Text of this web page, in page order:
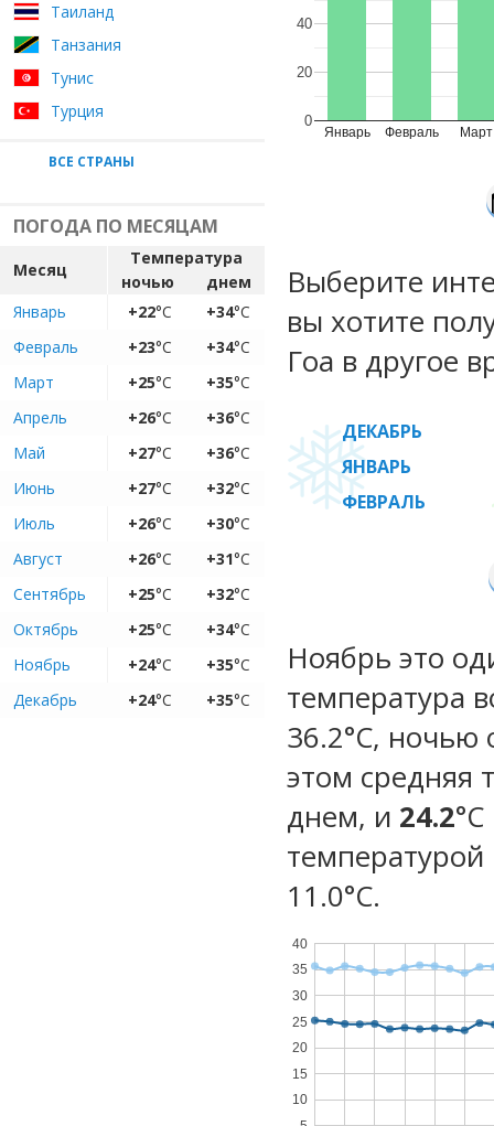
Таиланд
Танзания
Тунис
Турция
ВСЕ СТРАНЫ
ПОГОДА ПО МЕСЯЦАМ
Месяц
Температура
ночью
днем
Январь
+22°C +34°C
Февраль
+23°C +34°C
Март
+25°C +35°C
Апрель
+26°C +36°C
Май
+27°C +36°C
Июнь
+27°C +32°C
Июль
+26°C +30°C
Август
+26°C +31°C
Сентябрь
+25°C +32°C
Октябрь
+25°C +34°C
Ноябрь
+24°C +35°C
Декабрь
+24°C +35°C
Январь Февраль Март
0
20
40
Выберите
вы хотите
Гоа в другое
ДЕКАБРЬ
ЯНВАРЬ
ФЕВРАЛЬ
Ноябрь это
температура
36.2°C, ночью
этом средняя
днем, и 24.2
температурой
11.0°С.
10
15
20
25
30
35
40